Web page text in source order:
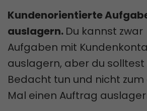
Kundenorientierte
auslagern. Du kannst zwar
Aufgaben mit
auslagern, aber du
Bedacht tun und nicht
Mal einen Auftrag